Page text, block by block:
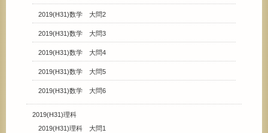
2019(H31)数学 大問2
2019(H31)数学 大問3
2019(H31)数学 大問4
2019(H31)数学 大問5
2019(H31)数学 大問6
2019(H31)理科
2019(H31)理科 大問1